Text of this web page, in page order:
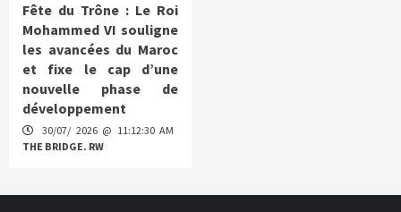
Fête du Trône : Le Roi
Mohammed VI souligne
les avancées du Maroc
et fixe le cap d’une
nouvelle phase de
développement
30/07/ 2026 @ 11:12:30 AM
THE BRIDGE. RW